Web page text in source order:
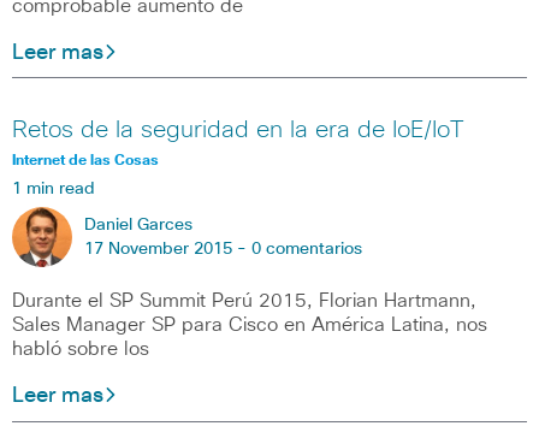
comprobable aumento de
Leer mas
Retos de la seguridad en la era de IoE/IoT
Internet de las Cosas
1 min read
Daniel Garces
17 November 2015 - 0 comentarios
Durante el SP Summit Perú 2015, Florian Hartmann,
Sales Manager SP para Cisco en América Latina, nos
habló sobre los
Leer mas